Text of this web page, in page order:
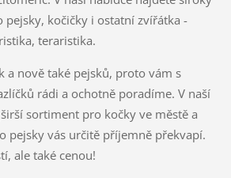
kočičky i ostatní zvířátka -
teraristika.
a nově také pejsků, proto vám s
rádi a ochotně poradíme. V naší
sortiment pro kočky ve městě a
pejsky vás určitě příjemně překvapí.
ale také cenou!